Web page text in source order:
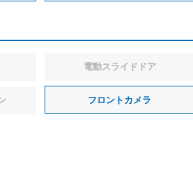
電動スライドドア
フロントカメラ